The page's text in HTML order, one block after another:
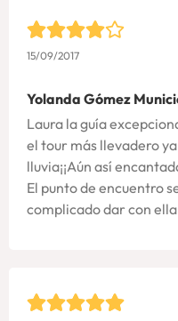
15/09/2017
Yolanda Gómez
Laura la guía
el tour más llevadero
lluvia¡¡Aún así
El punto de encuentro
complicado dar con ella